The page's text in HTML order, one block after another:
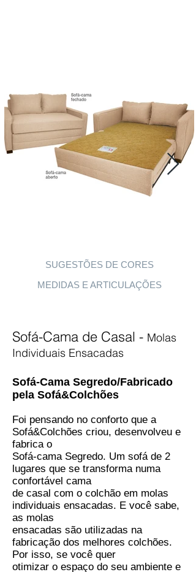
SUGESTÕES DE CORES
MEDIDAS E ARTICULAÇÕES
Sofá-Cama de Casal - Molas
Individuais Ensacadas
Sofá-Cama Segredo/Fabricado
pela Sofá&Colchões
Foi pensando no conforto que a
Sofá&Colchões criou, desenvolveu e
fabrica o
Sofá-cama Segredo. Um sofá de 2
lugares que se transforma numa
confortável cama
de casal com o colchão em molas
individuais ensacadas. E você sabe,
as molas
ensacadas são utilizadas na
fabricação dos melhores colchões.
Por isso, se você quer
otimizar o espaço do seu ambiente e